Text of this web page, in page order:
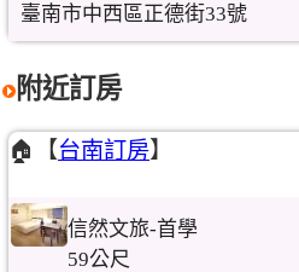
臺南市中西區正德街33號
附近訂房
🏠【台南訂房】
信然文旅-首學
59公尺